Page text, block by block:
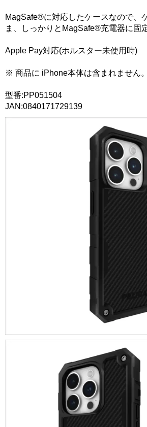
MagSafe®に対応したケースなので、
ま、しっかりとMagSafe®充電器に固
Apple Pay対応(ホルスター未使用時)
※ 商品に iPhone本体は含まれません。
型番:PP051504
JAN:0840171729139